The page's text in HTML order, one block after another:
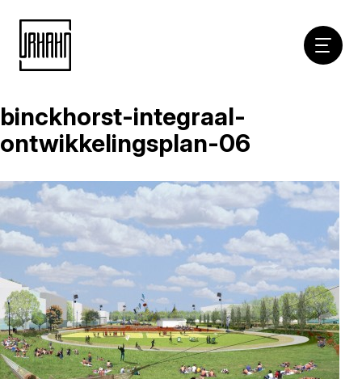
Naar
inhoud
binckhorst-integraal-
ontwikkelingsplan-06